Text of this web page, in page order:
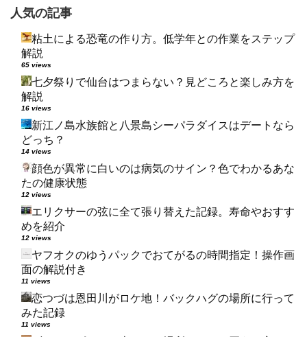
人気の記事
粘土による恐竜の作り方。低学年との作業をステップ
解説
65 views
七夕祭りで仙台はつまらない？見どころと楽しみ方を
解説
16 views
新江ノ島水族館と八景島シーパラダイスはデートなら
どっち？
14 views
顔色が異常に白いのは病気のサイン？色でわかるあな
たの健康状態
12 views
エリクサーの弦に全て張り替えた記録。寿命やおすす
めを紹介
12 views
ヤフオクのゆうパックでおてがるの時間指定！操作画
面の解説付き
11 views
恋つづは恩田川がロケ地！バックハグの場所に行って
みた記録
11 views